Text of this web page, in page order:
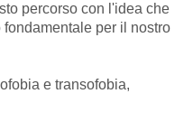
percorso con l'idea che
per il nostro
e transofobia,